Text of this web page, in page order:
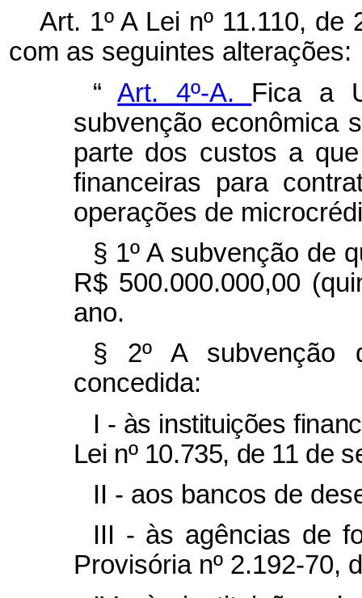
Art. 1º A Lei nº 11.110,
com as seguintes alterações:
“Art. 4º-A. Fica a
subvenção econômica
parte dos custos a
financeiras para
operações de
§ 1º A subvenção de
R$ 500.000.000,00
ano.
§ 2º A
concedida:
I - às instituições
Lei nº 10.735, de 11 de
II - aos bancos de
III - às agências de
Provisória nº 2.192-70,